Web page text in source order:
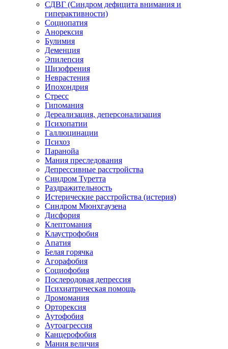
СДВГ (Синдром дефицита внимания и
гиперактивности)
Социопатия
Анорексия
Булимия
Деменция
Эпилепсия
Шизофрения
Неврастения
Ипохондрия
Стресс
Гипомания
Дереализация, деперсонализация
Психопатии
Галлюцинации
Психоз
Паранойа
Мания преследования
Депрессивные расстройства
Синдром Туретта
Раздражительность
Истерические расстройства (истерия)
Синдром Мюнхгаузена
Дисфория
Клептомания
Клаустрофобия
Апатия
Белая горячка
Агорафобия
Социофобия
Послеродовая депрессия
Психиатрическая помощь
Дромомания
Орторексия
Аутофобия
Аутоагрессия
Канцерофобия
Мания величия